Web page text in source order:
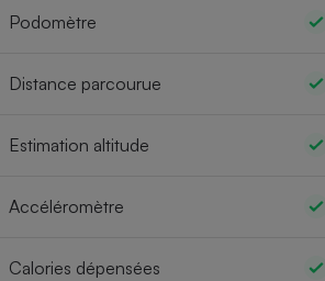
Podomètre
Distance parcourue
Estimation altitude
Accéléromètre
Calories dépensées